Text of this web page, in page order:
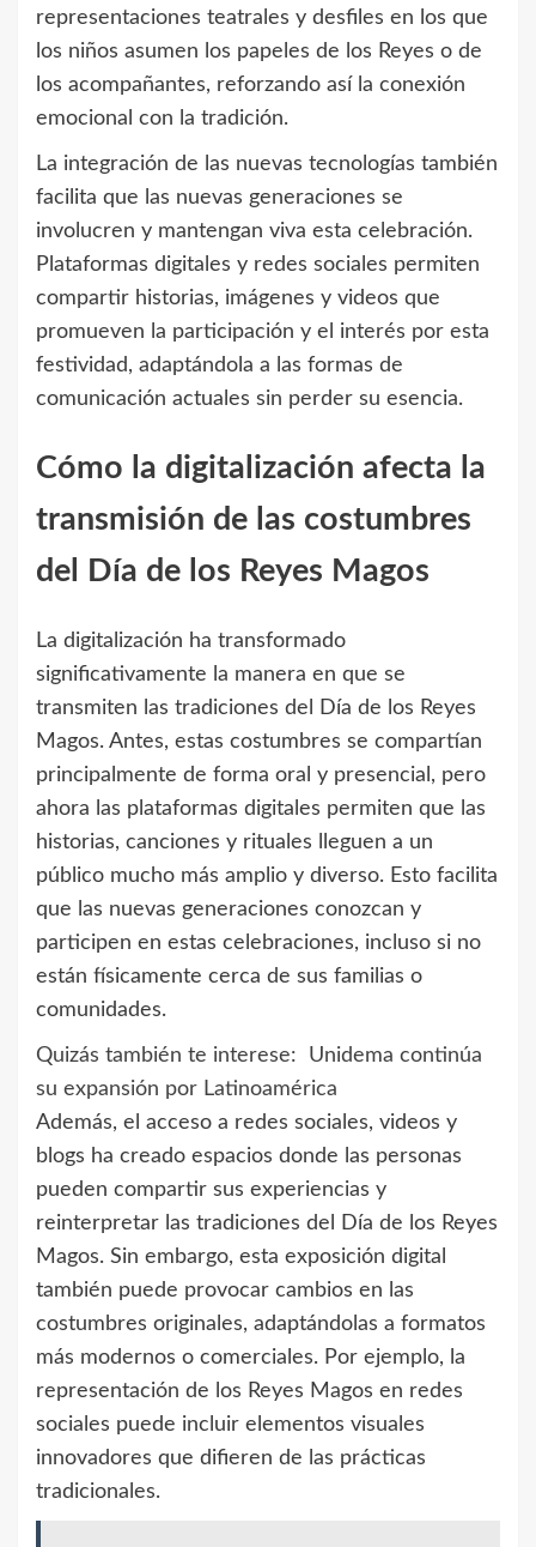
representaciones teatrales y desfiles en los que
los niños asumen los papeles de los Reyes o de
los acompañantes, reforzando así la conexión
emocional con la tradición.
La integración de las nuevas tecnologías también
facilita que las nuevas generaciones se
involucren y mantengan viva esta celebración.
Plataformas digitales y redes sociales permiten
compartir historias, imágenes y videos que
promueven la participación y el interés por esta
festividad, adaptándola a las formas de
comunicación actuales sin perder su esencia.
Cómo la digitalización afecta la
transmisión de las costumbres
del Día de los Reyes Magos
La digitalización ha transformado
significativamente la manera en que se
transmiten las tradiciones del Día de los Reyes
Magos. Antes, estas costumbres se compartían
principalmente de forma oral y presencial, pero
ahora las plataformas digitales permiten que las
historias, canciones y rituales lleguen a un
público mucho más amplio y diverso. Esto facilita
que las nuevas generaciones conozcan y
participen en estas celebraciones, incluso si no
están físicamente cerca de sus familias o
comunidades.
Quizás también te interese:
Unidema continúa
su expansión por Latinoamérica
Además, el acceso a redes sociales, videos y
blogs ha creado espacios donde las personas
pueden compartir sus experiencias y
reinterpretar las tradiciones del Día de los Reyes
Magos. Sin embargo, esta exposición digital
también puede provocar cambios en las
costumbres originales, adaptándolas a formatos
más modernos o comerciales. Por ejemplo, la
representación de los Reyes Magos en redes
sociales puede incluir elementos visuales
innovadores que difieren de las prácticas
tradicionales.